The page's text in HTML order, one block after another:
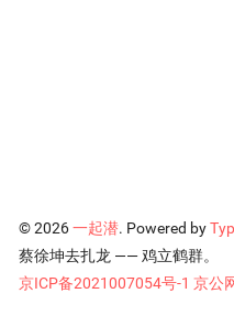
© 2026一起潜. Powered by
蔡徐坤去扎龙 —— 鸡立鹤群。
京ICP备2021007054号-1 京公